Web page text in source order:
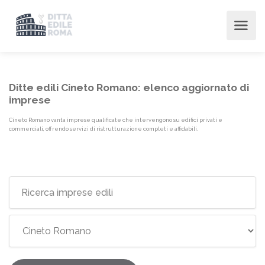
Ditte edili Cineto Romano: elenco aggiornato di
imprese
Cineto Romano vanta imprese qualificate che intervengono su edifici privati e
commerciali, offrendo servizi di ristrutturazione completi e affidabili.
Elenco imprese edili {label}